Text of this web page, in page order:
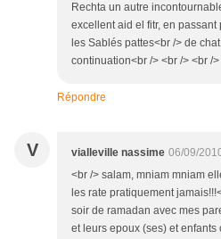
Rechta un autre
excellent aid el fitr, en
les Sablés pattes<br /> de
continuation<br /> <br /> <br />
Répondre
V vialleville nassime 06/09/
<br /> salam, mniam mniam
les rate pratiquement
soir de ramadan avec mes
et leurs epoux (ses) et